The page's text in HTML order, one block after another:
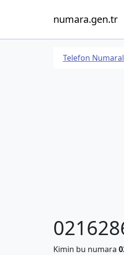
numara.gen.tr
Telefon
Kimin bu numara